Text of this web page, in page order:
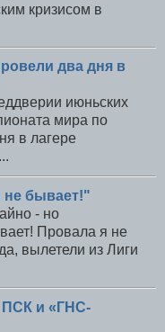
кризисом в
два дня в
июньских
мира по
в лагере
не бывает!"
- но
Провала я не
вылетели из Лиги
ПСК и «ГНС-